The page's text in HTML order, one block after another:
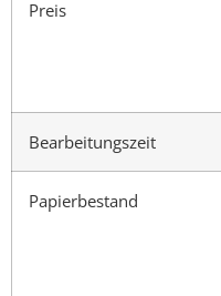
Preis
Bearbeitungszeit
Papierbestand